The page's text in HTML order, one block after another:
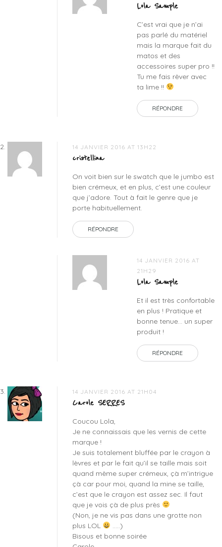
Lola Sample
C’est vrai que je n’ai
pas parlé du matériel
mais la marque fait du
matos et des
accessoires super pro !!
Tu me fais rêver avec
ta lime !!
RÉPONDRE
14 JANVIER 2016 AT 13H22
cristellina
On voit bien sur le swatch que le jumbo est
bien crémeux, et en plus, c’est une couleur
que j’adore. Tout à fait le genre que je
porte habituellement.
RÉPONDRE
14 JANVIER 2016 AT
21H29
Lola Sample
Et il est très confortable
en plus ! Pratique et
bonne tenue… un super
produit !
RÉPONDRE
14 JANVIER 2016 AT 21H04
Carole SERRES
Coucou Lola,
Je ne connaissais que les vernis de cette
marque !
Je suis totalement bluffée par le crayon à
lèvres et par le fait qu’il se taille mais soit
quand même super crémeux, çà m’intrigue
çà car pour moi, quand la mine se taille,
c’est que le crayon est assez sec. Il faut
que je vois çà de plus près
(Non, je ne vis pas dans une grotte non
plus LOL
…..)
Bisous et bonne soirée